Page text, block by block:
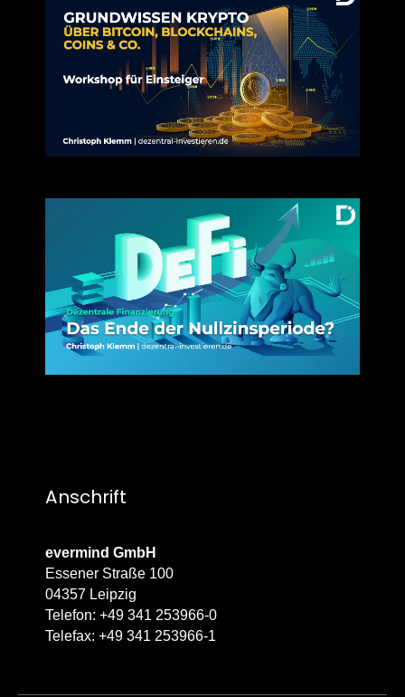
Anschrift
evermind GmbH
Essener Straße 100
04357 Leipzig
Telefon: +49 341 253966-0
Telefax: +49 341 253966-1